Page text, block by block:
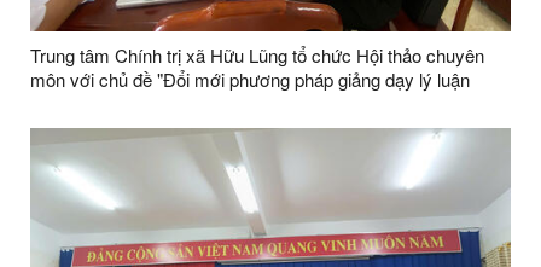
Trung tâm Chính trị xã Hữu Lũng tổ chức Hội thảo chuyên
môn với chủ đề "Đổi mới phương pháp giảng dạy lý luận